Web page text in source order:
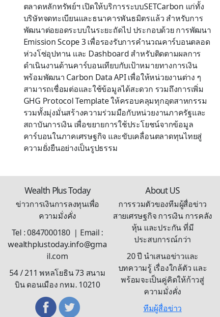
ตลาดหลักทรัพย์ฯ เปิดให้บริการระบบSETCarbon แก่ทั้ง
บริษัทจดทะเบียนและธนาคารพันธมิตรแล้ว สำหรับการ
พัฒนาต่อยอดระบบในระยะถัดไป ประกอบด้วย การพัฒนา
Emission Scope 3 เพื่อรองรับการคำนวณคาร์บอนตลอด
ห่วงโซ่อุปทาน และ Dashboard สำหรับติดตามผลการ
ดำเนินงานด้านคาร์บอนเทียบกับเป้าหมายทางการเงิน
พร้อมพัฒนา Carbon Data API เพื่อให้หน่วยงานต่าง ๆ
สามารถเชื่อมต่อและใช้ข้อมูลได้สะดวก รวมถึงการเพิ่ม
GHG Protocol Template ให้ครอบคลุมทุกอุตสาหกรรม
รวมทั้งมุ่งมั่นสร้างความร่วมมือกับหน่วยงานภาครัฐและ
สถาบันการเงิน เพื่อขยายการใช้ประโยชน์จากข้อมูล
คาร์บอนในภาคเศรษฐกิจ และขับเคลื่อนตลาดทุนไทยสู่
ความยั่งยืนอย่างเป็นรูปธรรม
Wealth Plus Today
ข่าวการเงินการลงทุนเพื่อ
ความมั่งคั่ง
Tel : 0847000180 | Email :
wealthplustoday.info@gma
il.com
54 / 211 พหลโยธิน 73 สนาม
บิน ดอนเมือง กทม. 10210
About US
การรวมตัวของทีมผู้สื่อข่าว
สายเศรษฐกิจ การเงิน การคลัง
หุ้น และประกัน ที่มี
ประสบการณ์กว่า
20 ปี นำเสนอข่าวและ
บทความรู้ เรื่องใกล้ตัว และ
พร้อมจะเป็นคู่คิดให้ก้าวสู่
ความมั่งคั่ง
ทีมผู้สื่อข่าว